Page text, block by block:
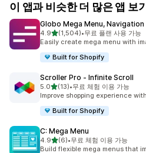
이 앱과 비슷한 더 많은 앱 보기
Globo Mega Menu, Navigation
4.9별 5개 중
(1,504)
총 리뷰 1504개
•무료 플랜 사용 가능
Easily create mega menu with
Built for Shopify
Scroller Pro ‑ Infinite Scroll
5.0별 5개 중
(13)
총 리뷰 13개
•무료 체험 이용 가능
Improve shopping experience
Built for Shopify
C: Mega Menu
4.9별 5개 중
(6)
총 리뷰 6개
•무료 체험 이용 가능
Build flexible mega menus that